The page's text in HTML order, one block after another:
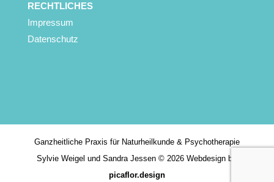
RECHTLICHES
Impressum
Datenschutz
Ganzheitliche Praxis für Naturheilkunde & Psychotherapie
Sylvie Weigel und Sandra Jessen © 2026 Webdesign by
picaflor.design